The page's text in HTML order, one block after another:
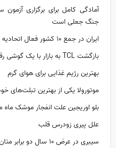
آمادگی کامل برای برگزاری
جنگ جعلی است
ایران در جمع ۱۰ کشور فعال اتحادیه بین‌المللی مخابرات قرار دارد
بازگشت TCL به بازار با یک گوشی رقابتی
بهترین رژیم غذایی برای هوای گرم
موتورولا یکی از بهترین تبلت‌های
بلو اوریجین علت انفجار موشک ماه
علل پیری زودرس قلب
سیبری در عرض ۱۰ سال دو برابر متان آزاد می‌کند: علت چیست؟